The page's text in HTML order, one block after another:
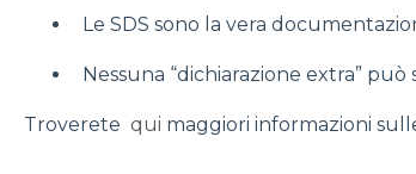
Le SDS sono la vera
Nessuna “dichiarazione extra”
Troverete qui maggiori informazioni